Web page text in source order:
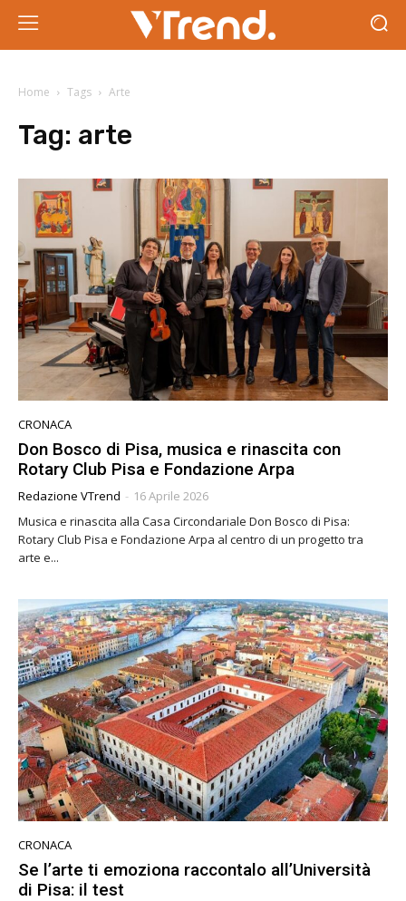
Home Tags Arte
Tag: arte
CRONACA
Don Bosco di Pisa, musica e rinascita con
Rotary Club Pisa e Fondazione Arpa
Redazione VTrend - 16 Aprile 2026
Musica e rinascita alla Casa Circondariale Don Bosco di Pisa:
Rotary Club Pisa e Fondazione Arpa al centro di un progetto tra
arte e...
CRONACA
Se l’arte ti emoziona raccontalo all’Università
di Pisa: il test